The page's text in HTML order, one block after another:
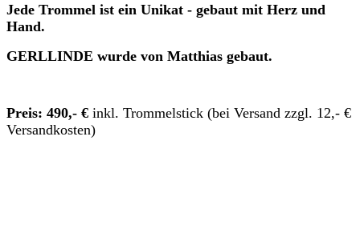
Jede Trommel ist ein Unikat - gebaut mit Herz und
Hand.
GERLLINDE wurde von Matthias gebaut.
Preis: 490,- € inkl. Trommelstick (bei Versand zzgl. 12,- €
Versandkosten)